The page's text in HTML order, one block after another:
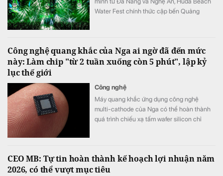
Water Fest chính thức cập bến Quảng
Công nghệ quang khắc của Nga ai ngờ đã đến mức
này: Làm chip "từ 2 tuần xuống còn 5 phút", lập kỷ
lục thế giới
Công nghệ
Máy quang khắc ứng dụng công nghệ
multi-cathode của Nga có thể hoàn thành
quá trình chiếu xạ tấm wafer silicon chỉ
CEO MB: Tự tin hoàn thành kế hoạch lợi nhuận năm
2026, có thể vượt mục tiêu